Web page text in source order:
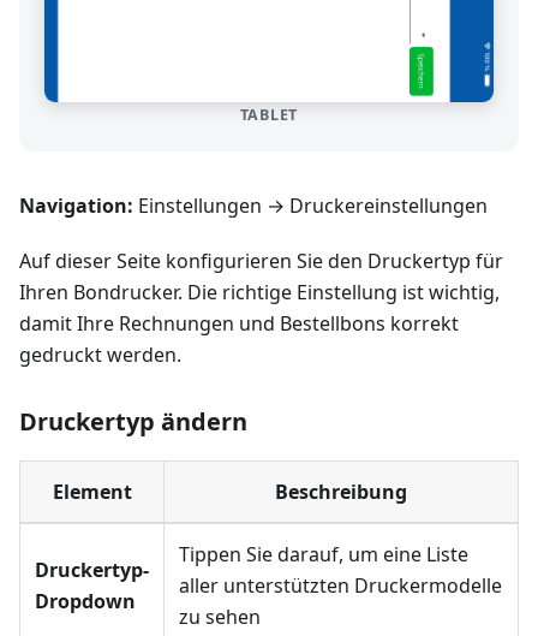
TABLET
Navigation: Einstellungen → Druckereinstellungen
Auf dieser Seite konfigurieren Sie den Druckertyp für
Ihren Bondrucker. Die richtige Einstellung ist wichtig,
damit Ihre Rechnungen und Bestellbons korrekt
gedruckt werden.
Druckertyp ändern
Element Beschreibung
Druckertyp-
Dropdown
Tippen Sie darauf, um eine Liste
aller unterstützten Druckermodelle
zu sehen